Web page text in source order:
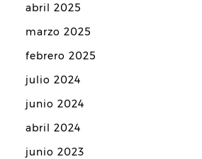
abril 2025
marzo 2025
febrero 2025
julio 2024
junio 2024
abril 2024
junio 2023